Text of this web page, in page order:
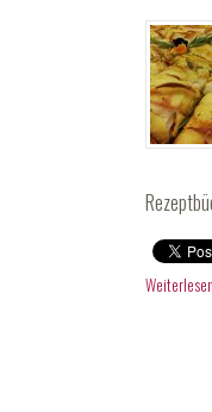
Weiterlesen